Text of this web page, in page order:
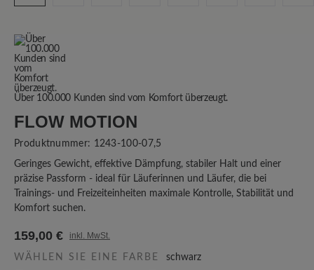
Über 100.000 Kunden sind vom Komfort überzeugt.
FLOW MOTION
Produktnummer: 1243-100-07,5
Geringes Gewicht, effektive Dämpfung, stabiler Halt und einer
präzise Passform - ideal für Läuferinnen und Läufer, die bei
Trainings- und Freizeiteinheiten maximale Kontrolle, Stabilität und
Komfort suchen.
159,00 € inkl. MwSt.
WÄHLEN SIE EINE FARBE schwarz